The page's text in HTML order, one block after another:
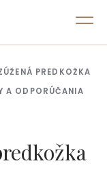
PREDKOŽKA
A ODPORÚČANIA